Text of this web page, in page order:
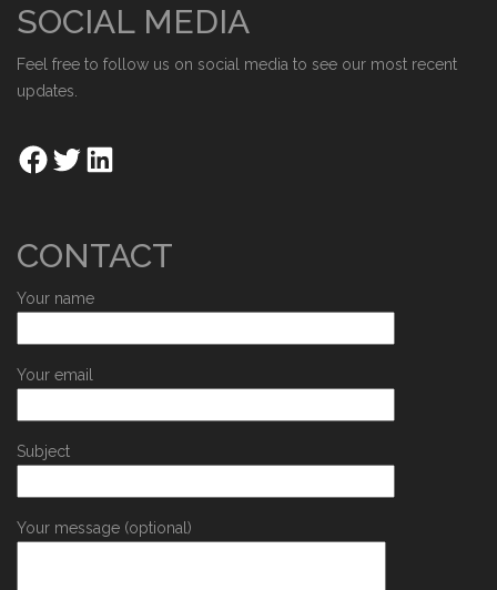
SOCIAL MEDIA
Feel free to follow us on social media to see our most recent
updates.
CONTACT
Your name
Your email
Subject
Your message (optional)